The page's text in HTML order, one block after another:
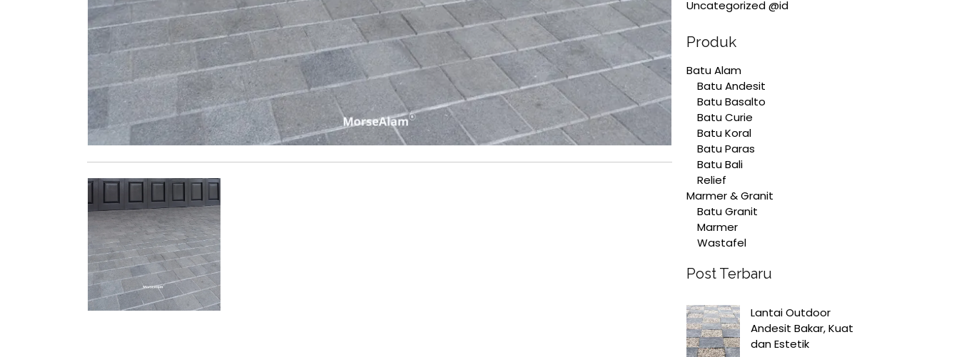
Uncategorized @id
Produk
Batu Alam
Batu Andesit
Batu Basalto
Batu Curie
Batu Koral
Batu Paras
Batu Bali
Relief
Marmer & Granit
Batu Granit
Marmer
Wastafel
Post Terbaru
Lantai Outdoor
Andesit Bakar, Kuat
dan Estetik